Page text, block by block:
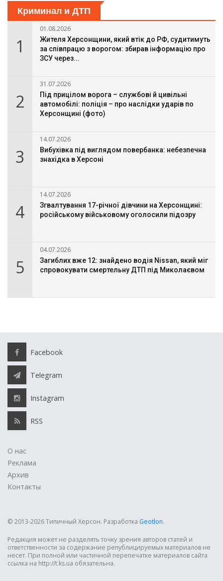
Криминал и ДТП
1
01.08.2026
Жителя Херсонщини, який втік до РФ, судитимуть
за співпрацю з ворогом: збирав інформацію про
ЗСУ через...
2
31.07.2026
Під прицілом ворога – службові й цивільні
автомобілі: поліція – про наслідки ударів по
Херсонщині (фото)
3
14.07.2026
Вибухівка під виглядом повербанка: небезпечна
знахідка в Херсоні
4
14.07.2026
Згвалтування 17-річної дівчини на Херсонщині:
російському військовому оголосили підозру
5
04.07.2026
Загиблих вже 12: знайдено водія Nissan, який міг
спровокувати смертельну ДТП під Миколаєвом
Facebook
Telegram
Instagram
RSS
О нас
Реклама
Архив
Контакты
© 2013-2026 Типичный Херсон. Разработка Geotlon.
Редакция может не разделять точку зрения авторов статей и
ответственности за содержание републицируемых материалов не
несет. При полной или частичной перепечатке материалов сайта
ссылка на http://t.ks.ua обязательна.